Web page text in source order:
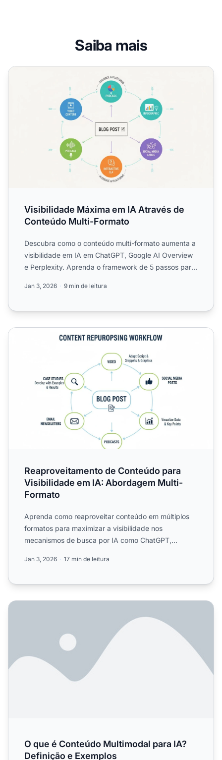
Saiba mais
Visibilidade Máxima em IA Através de Conteúdo Multi-
Visibilidade Máxima em IA Através de
Conteúdo Multi-Formato
Descubra como o conteúdo multi-formato aumenta a
visibilidade em IA em ChatGPT, Google AI Overview
e Perplexity. Aprenda o framework de 5 passos para
Jan 3, 2026 9 min de leitura
Reaproveitamento de Conteúdo para Visibilidade em IA:
Reaproveitamento de Conteúdo para
Visibilidade em IA: Abordagem Multi-
Formato
Aprenda como reaproveitar conteúdo em múltiplos
formatos para maximizar a visibilidade nos
mecanismos de busca por IA como ChatGPT,
Jan 3, 2026 17 min de leitura
O que é Conteúdo Multimodal para IA? Definição e
O que é Conteúdo Multimodal para IA?
Definição e Exemplos